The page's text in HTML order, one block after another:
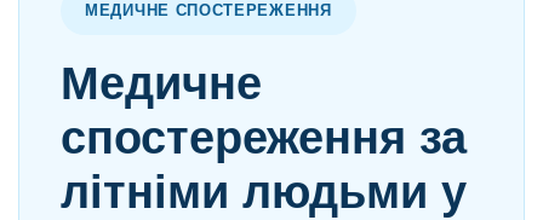
МЕДИЧНЕ СПОСТЕРЕЖЕННЯ
Медичне
спостереження за
літніми людьми у